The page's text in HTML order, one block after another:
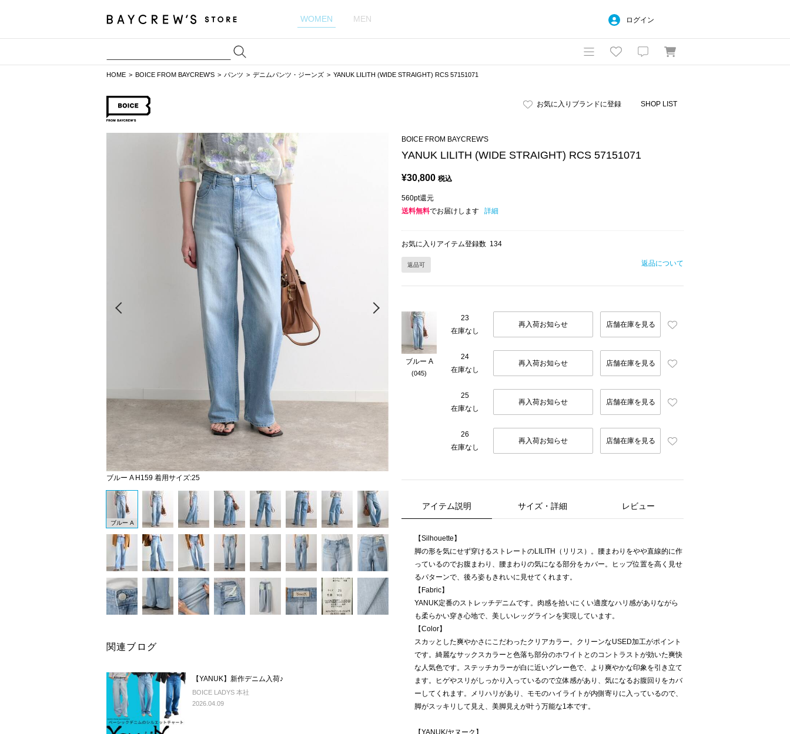
WOMEN MEN ログイン
HOME BOICE FROM BAYCREW'S パンツ デニムパンツ・ジーンズ YANUK LILITH (WIDE STRAIGHT) RCS 57151071
お気に入りブランドに登録 SHOP LIST
ブルー A H159 着用サイズ:25
ブルー A
関連ブログ
【YANUK】新作デニム入荷♪
BOICE LADYS 本社
2026.04.09
BOICE FROM BAYCREW'S
YANUK LILITH (WIDE STRAIGHT) RCS 57151071
¥30,800 税込
560pt還元
送料無料でお届けします 詳細
お気に入りアイテム登録数 134
返品可 返品について
ブルー A
(045)
23
在庫なし
再入荷お知らせ 店舗在庫を見る
24
在庫なし
再入荷お知らせ 店舗在庫を見る
25
在庫なし
再入荷お知らせ 店舗在庫を見る
26
在庫なし
再入荷お知らせ 店舗在庫を見る
アイテム説明 サイズ・詳細 レビュー
【Silhouette】
脚の形を気にせず穿けるストレートのLILITH（リリス）。腰まわりをやや直線的に作
っているのでお腹まわり、腰まわりの気になる部分をカバー。ヒップ位置を高く見せ
るパターンで、後ろ姿もきれいに見せてくれます。
【Fabric】
YANUK定番のストレッチデニムです。肉感を拾いにくい適度なハリ感がありながら
も柔らかい穿き心地で、美しいレッグラインを実現しています。
【Color】
スカッとした爽やかさにこだわったクリアカラー。クリーンなUSED加工がポイント
です。綺麗なサックスカラーと色落ち部分のホワイトとのコントラストが効いた爽快
な人気色です。ステッチカラーが白に近いグレー色で、より爽やかな印象を引き立て
ます。ヒゲやスリがしっかり入っているので立体感があり、気になるお腹回りをカバ
ーしてくれます。メリハリがあり、モモのハイライトが内側寄りに入っているので、
脚がスッキリして見え、美脚見えが叶う万能な1本です。
【YANUK/ヤヌーク】